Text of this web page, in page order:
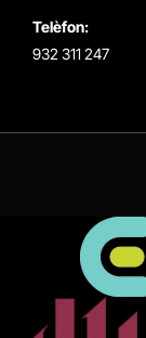
Telèfon:
932 311 247